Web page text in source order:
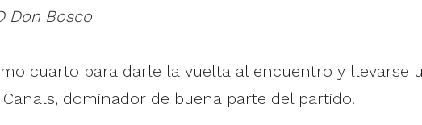
Don Bosco
cuarto para darle la vuelta al encuentro y llevarse
dominador de buena parte del partido.